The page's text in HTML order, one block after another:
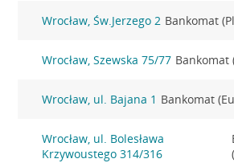
Wrocław, Św.Jerzego 2 Bankomat
Wrocław, Szewska 75/77 Bankomat
Wrocław, ul. Bajana 1 Bankomat
Wrocław, ul. Bolesława
Krzywoustego 314/316